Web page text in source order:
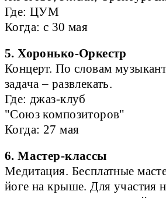
Где: ЦУМ
Когда: с 30 мая
5. Хоронько-Оркестр
Концерт. По словам
задача – развлекать.
Где: джаз-клуб
"Союз композиторов"
Когда: 27 мая
6. Мастер-классы
Медитация. Бесплатные
йоге на крыше. Для участия